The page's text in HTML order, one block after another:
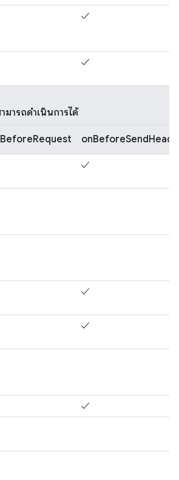
✓
✓
ารถดำเนินการได้
✓
✓
✓
✓